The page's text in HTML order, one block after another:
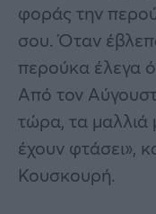
φοράς την
σου. Όταν
περούκα έλεγα
Από τον
τώρα, τα μαλλιά
έχουν φτάσει»,
Κουσκουρή.